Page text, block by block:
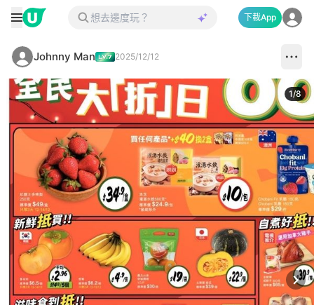
下載App
Johnny Man 2025/12/12
1/8